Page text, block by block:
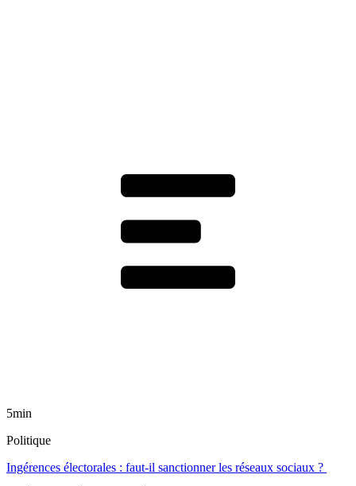
5min
Politique
Ingérences électorales : faut-il sanctionner les réseaux sociaux ?